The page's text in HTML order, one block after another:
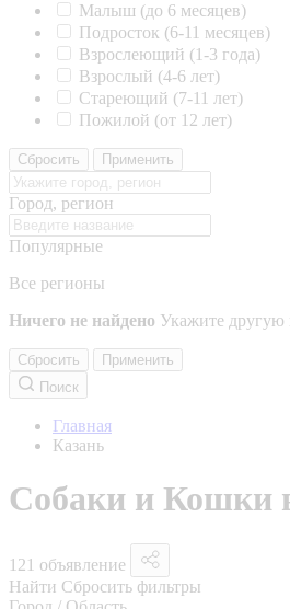
Малыш (до 6 месяцев)
Подросток (6-11 месяцев)
Взрослеющий (1-3 года)
Взрослый (4-6 лет)
Стареющий (7-11 лет)
Пожилой (от 12 лет)
Сбросить Применить
Город, регион
Популярные
Все регионы
Ничего не найдено Укажите другую
Сбросить
Применить
Поиск
Главная
Казань
Собаки и Кошки
121 объявление
Найти Сбросить фильтры